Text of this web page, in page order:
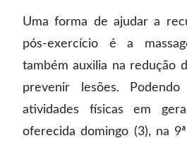
Uma forma de ajudar a
pós-exercício é a
também auxilia na redução
prevenir lesões.
atividades físicas em
oferecida domingo (3), na